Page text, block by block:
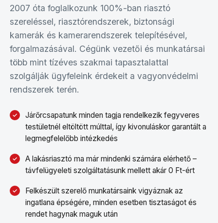
2007 óta foglalkozunk 100%-ban riasztó
szereléssel, riasztórendszerek, biztonsági
kamerák és kamerarendszerek telepítésével,
forgalmazásával. Cégünk vezetői és munkatársai
több mint tízéves szakmai tapasztalattal
szolgálják ügyfeleink érdekeit a vagyonvédelmi
rendszerek terén.
Járőrcsapatunk minden tagja rendelkezik fegyveres
testületnél eltöltött múlttal, így kivonuláskor garantált a
legmegfelelőbb intézkedés
A lakásriasztó ma már mindenki számára elérhető –
távfelügyeleti szolgáltatásunk mellett akár 0 Ft-ért
Felkészült szerelő munkatársaink vigyáznak az
ingatlana épségére, minden esetben tisztaságot és
rendet hagynak maguk után